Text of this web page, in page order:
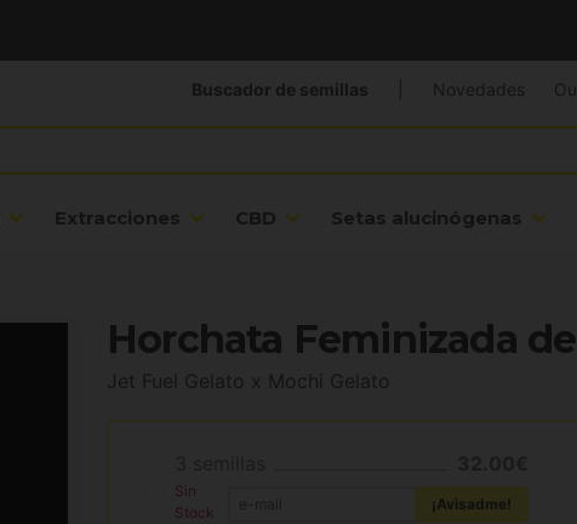
Extracciones CBD Setas alucinógenas
Buscador de semillas Novedades
Horchata Feminizada
Jet Fuel Gelato x Mochi Gelato
Sin
Stock
¡Avisadme!